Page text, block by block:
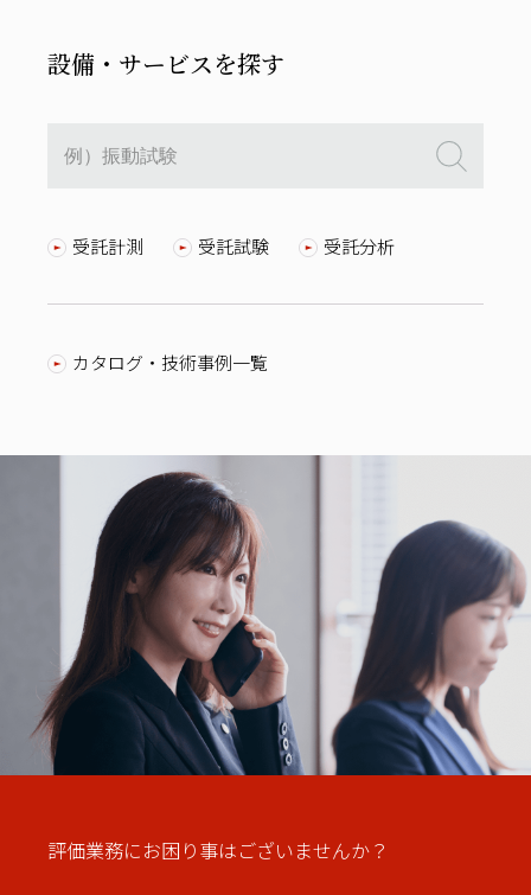
設備・サービスを探す
受託計測 受託試験 受託分析
カタログ・技術事例一覧
評価業務にお困り事はございませんか？